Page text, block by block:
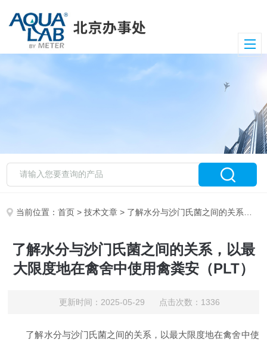
当前位置：首页 >技术文章 > 了解水分与沙门氏菌之间的关系，以最大限度地在禽舍中使用禽粪安（PLT）
了解水分与沙门氏菌之间的关系，以最
大限度地在禽舍中使用禽粪安（PLT）
更新时间：2025-05-29 点击次数：1336
了解水分与沙门氏菌之间的关系，以最大限度地在禽舍中使